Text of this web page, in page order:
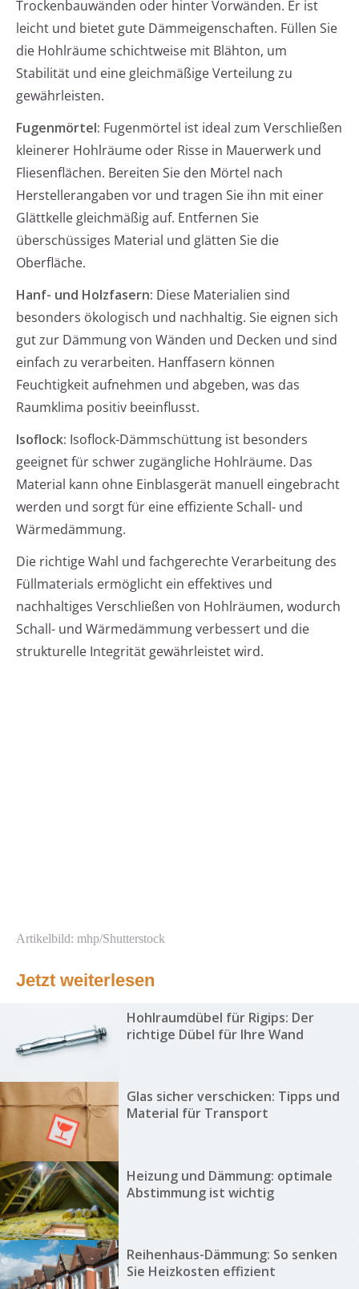
Trockenbauwänden oder hinter Vorwänden. Er ist
leicht und bietet gute Dämmeigenschaften. Füllen Sie
die Hohlräume schichtweise mit Blähton, um
Stabilität und eine gleichmäßige Verteilung zu
gewährleisten.
Fugenmörtel: Fugenmörtel ist ideal zum Verschließen
kleinerer Hohlräume oder Risse in Mauerwerk und
Fliesenflächen. Bereiten Sie den Mörtel nach
Herstellerangaben vor und tragen Sie ihn mit einer
Glättkelle gleichmäßig auf. Entfernen Sie
überschüssiges Material und glätten Sie die
Oberfläche.
Hanf- und Holzfasern: Diese Materialien sind
besonders ökologisch und nachhaltig. Sie eignen sich
gut zur Dämmung von Wänden und Decken und sind
einfach zu verarbeiten. Hanffasern können
Feuchtigkeit aufnehmen und abgeben, was das
Raumklima positiv beeinflusst.
Isoflock: Isoflock-Dämmschüttung ist besonders
geeignet für schwer zugängliche Hohlräume. Das
Material kann ohne Einblasgerät manuell eingebracht
werden und sorgt für eine effiziente Schall- und
Wärmedämmung.
Die richtige Wahl und fachgerechte Verarbeitung des
Füllmaterials ermöglicht ein effektives und
nachhaltiges Verschließen von Hohlräumen, wodurch
Schall- und Wärmedämmung verbessert und die
strukturelle Integrität gewährleistet wird.
Artikelbild: mhp/Shutterstock
Jetzt weiterlesen
Hohlraumdübel für Rigips: Der
richtige Dübel für Ihre Wand
Glas sicher verschicken: Tipps und
Material für Transport
Heizung und Dämmung: optimale
Abstimmung ist wichtig
Reihenhaus-Dämmung: So senken
Sie Heizkosten effizient